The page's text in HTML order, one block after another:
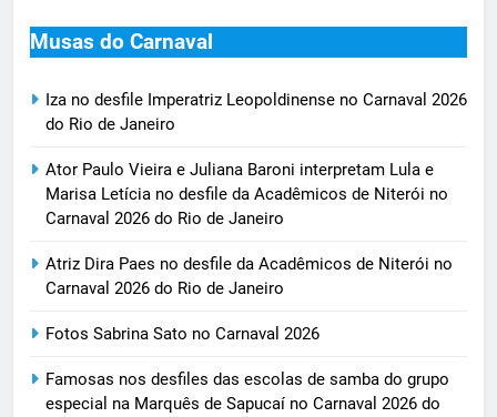
Musas do Carnaval
Iza no desfile Imperatriz Leopoldinense no Carnaval 2026
do Rio de Janeiro
Ator Paulo Vieira e Juliana Baroni interpretam Lula e
Marisa Letícia no desfile da Acadêmicos de Niterói no
Carnaval 2026 do Rio de Janeiro
Atriz Dira Paes no desfile da Acadêmicos de Niterói no
Carnaval 2026 do Rio de Janeiro
Fotos Sabrina Sato no Carnaval 2026
Famosas nos desfiles das escolas de samba do grupo
especial na Marquês de Sapucaí no Carnaval 2026 do